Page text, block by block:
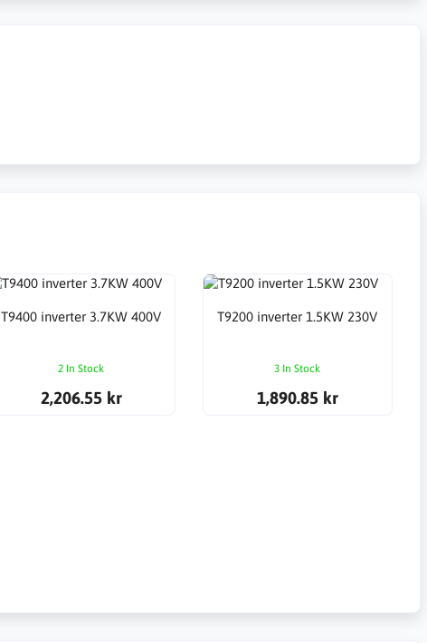
T9400 inverter 3.7KW 400V
2 In Stock
2,206.55 kr
T9200 inverter 1.5KW 230V
3 In Stock
1,890.85 kr